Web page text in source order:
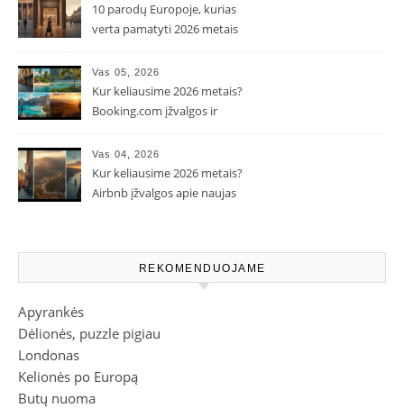
10 parodų Europoje, kurias
verta pamatyti 2026 metais
Vas 05, 2026
Kur keliausime 2026 metais?
Booking.com įžvalgos ir
Vas 04, 2026
Kur keliausime 2026 metais?
Airbnb įžvalgos apie naujas
REKOMENDUOJAME
Apyrankės
Dėlionės, puzzle pigiau
Londonas
Kelionės po Europą
Butų nuoma